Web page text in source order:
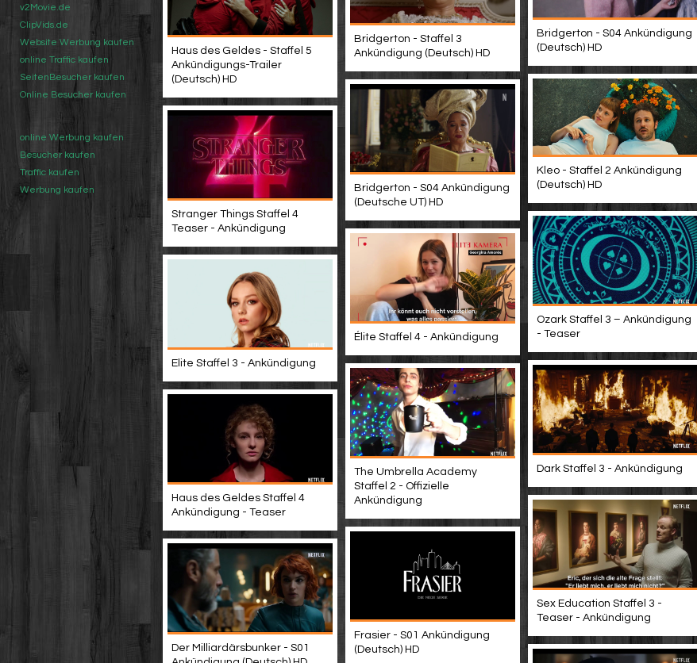
v2Movie.de
ClipVids.de
Website Werbung kaufen
online Traffic kaufen
SeitenBesucher kaufen
Online Besucher kaufen
online Werbung kaufen
Besucher kaufen
Traffic kaufen
Werbung kaufen
Bridgerton - Staffel 3
Ankündigung (Deutsch) HD
Bridgerton - S04 Ankündigung
(Deutsch) HD
Haus des Geldes - Staffel 5
Ankündigungs-Trailer
(Deutsch) HD
Kleo - Staffel 2 Ankündigung
(Deutsch) HD
Bridgerton - S04 Ankündigung
(Deutsche UT) HD
Stranger Things Staffel 4
Teaser - Ankündigung
Ozark Staffel 3 – Ankündigung
- Teaser
Élite Staffel 4 - Ankündigung
Elite Staffel 3 - Ankündigung
Dark Staffel 3 - Ankündigung
The Umbrella Academy
Staffel 2 - Offizielle
Ankündigung
Haus des Geldes Staffel 4
Ankündigung - Teaser
Sex Education Staffel 3 -
Teaser - Ankündigung
Frasier - S01 Ankündigung
(Deutsch) HD
Der Milliardärsbunker - S01